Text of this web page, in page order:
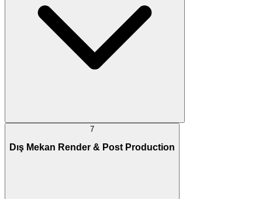
7
Dış Mekan Render & Post Production